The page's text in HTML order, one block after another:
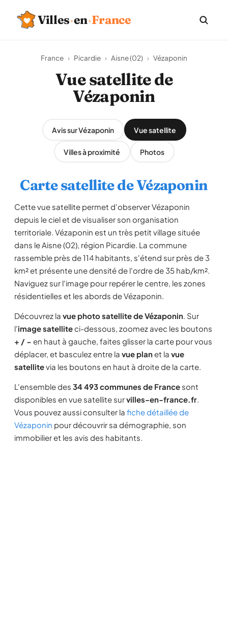
Villes·en·France
France › Picardie › Aisne (02) › Vézaponin
Vue satellite de
Vézaponin
Avis sur Vézaponin Vue satellite
Villes à proximité Photos
Carte satellite de Vézaponin
Cette vue satellite permet d'observer Vézaponin
depuis le ciel et de visualiser son organisation
territoriale. Vézaponin est un très petit village située
dans le Aisne (02), région Picardie. La commune
rassemble près de 114 habitants, s'étend sur près de 3
km² et présente une densité de l'ordre de 35 hab/km².
Naviguez sur l'image pour repérer le centre, les zones
résidentielles et les abords de Vézaponin.
Découvrez la vue photo satellite de Vézaponin. Sur
l'image satelliteci-dessous, zoomez avec les boutons
+ / − en haut à gauche, faites glisser la carte pour vous
déplacer, et basculez entre la vue planet la vue
satellitevia les boutons en haut à droite de la carte.
L'ensemble des 34 493 communes de France sont
disponibles en vue satellite survilles-en-france.fr.
Vous pouvez aussi consulter la fiche détaillée de
Vézaponin pour découvrir sa démographie, son
immobilier et les avis des habitants.